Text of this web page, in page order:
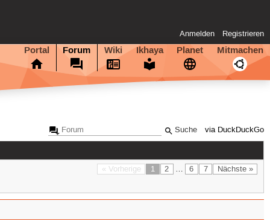
Anmelden Registrieren
Portal Forum Wiki Ikhaya Planet Mitmachen
via DuckDuckGo
« Vorherige 1 2 … 6 7 Nächste »